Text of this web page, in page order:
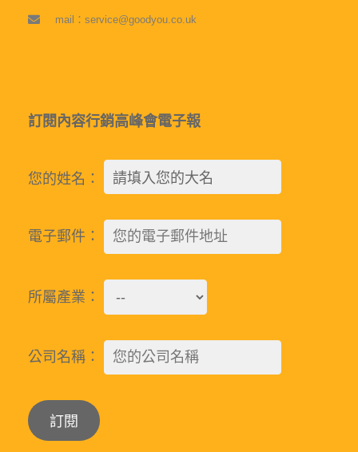
mail：service@goodyou.co.uk
訂閱內容行銷高峰會電子報
您的姓名：
電子郵件：
所屬產業：
公司名稱：